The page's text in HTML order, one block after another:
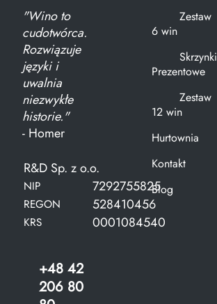
"Wino to
cudotwórca.
Rozwiązuje
języki i
uwalnia
niezwykłe
historie."
- Homer
R&D Sp. z o.o.
NIP 7292755825
REGON 528410456
KRS 0001084540
+48 42
206 80
Zestaw
6 win
Skrzynki
Prezentowe
Zestaw
12 win
Hurtownia
Kontakt
Blog